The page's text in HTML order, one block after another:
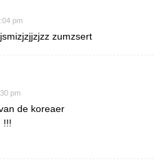
pm
zumzsert
pm
de koreaer
!!!